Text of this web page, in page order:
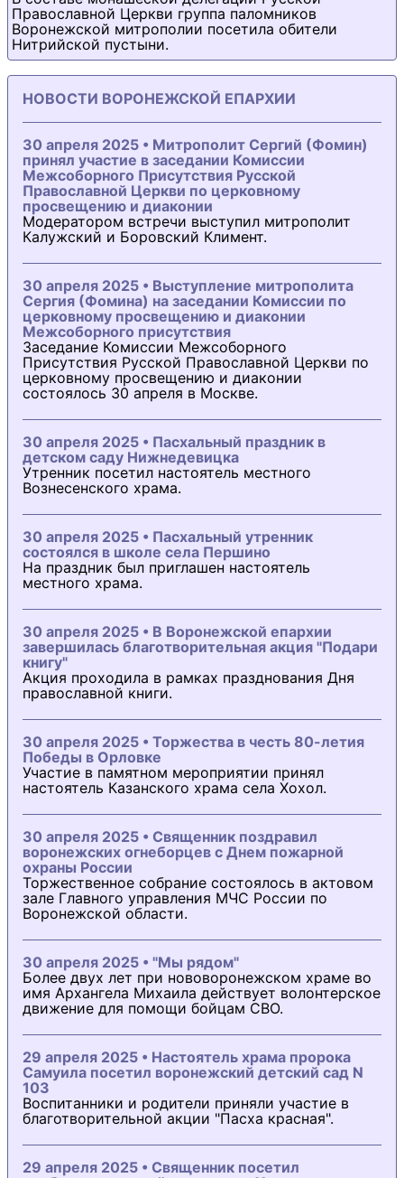
Православной Церкви группа паломников
Воронежской митрополии посетила обители
Нитрийской пустыни.
НОВОСТИ ВОРОНЕЖСКОЙ ЕПАРХИИ
30 апреля 2025 • Митрополит Сергий (Фомин)
принял участие в заседании Комиссии
Межсоборного Присутствия Русской
Православной Церкви по церковному
просвещению и диаконии
Модератором встречи выступил митрополит
Калужский и Боровский Климент.
30 апреля 2025 • Выступление митрополита
Сергия (Фомина) на заседании Комиссии по
церковному просвещению и диаконии
Межсоборного присутствия
Заседание Комиссии Межсоборного
Присутствия Русской Православной Церкви по
церковному просвещению и диаконии
состоялось 30 апреля в Москве.
30 апреля 2025 • Пасхальный праздник в
детском саду Нижнедевицка
Утренник посетил настоятель местного
Вознесенского храма.
30 апреля 2025 • Пасхальный утренник
состоялся в школе села Першино
На праздник был приглашен настоятель
местного храма.
30 апреля 2025 • В Воронежской епархии
завершилась благотворительная акция "Подари
книгу"
Акция проходила в рамках празднования Дня
православной книги.
30 апреля 2025 • Торжества в честь 80-летия
Победы в Орловке
Участие в памятном мероприятии принял
настоятель Казанского храма села Хохол.
30 апреля 2025 • Священник поздравил
воронежских огнеборцев с Днем пожарной
охраны России
Торжественное собрание состоялось в актовом
зале Главного управления МЧС России по
Воронежской области.
30 апреля 2025 • "Мы рядом"
Более двух лет при нововоронежском храме во
имя Архангела Михаила действует волонтерское
движение для помощи бойцам СВО.
29 апреля 2025 • Настоятель храма пророка
Самуила посетил воронежский детский сад N
103
Воспитанники и родители приняли участие в
благотворительной акции "Пасха красная".
29 апреля 2025 • Священник посетил